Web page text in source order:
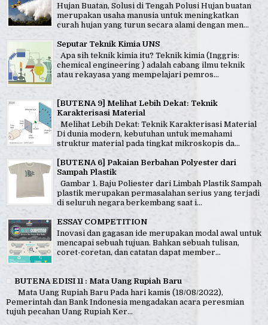
Hujan Buatan, Solusi di Tengah Polusi Hujan buatan
merupakan usaha manusia untuk meningkatkan
curah hujan yang turun secara alami dengan men...
Seputar Teknik Kimia UNS
Apa sih teknik kimia itu? Teknik kimia (Inggris:
chemical engineering ) adalah cabang ilmu teknik
atau rekayasa yang mempelajari pemros...
[BUTENA 9] Melihat Lebih Dekat: Teknik
Karakterisasi Material
Melihat Lebih Dekat: Teknik Karakterisasi Material
Di dunia modern, kebutuhan untuk memahami
struktur material pada tingkat mikroskopis da...
[BUTENA 6] Pakaian Berbahan Polyester dari
Sampah Plastik
Gambar 1. Baju Poliester dari Limbah Plastik Sampah
plastik merupakan permasalahan serius yang terjadi
di seluruh negara berkembang saat i...
ESSAY COMPETITION
Inovasi dan gagasan ide merupakan modal awal untuk
mencapai sebuah tujuan. Bahkan sebuah tulisan,
coret-coretan, dan catatan dapat member...
BUTENA EDISI 11 : Mata Uang Rupiah Baru
Mata Uang Rupiah Baru Pada hari kamis (18/08/2022),
Pemerintah dan Bank Indonesia mengadakan acara peresmian
tujuh pecahan Uang Rupiah Ker...